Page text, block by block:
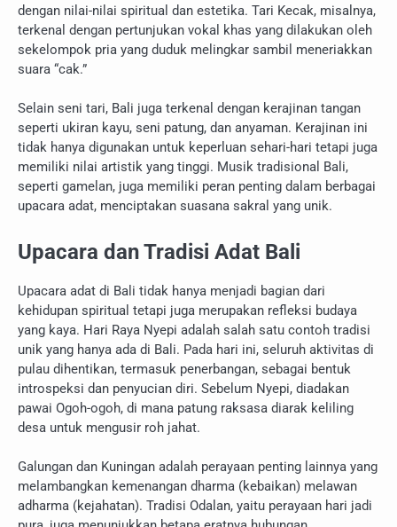
dengan nilai-nilai spiritual dan estetika. Tari Kecak, misalnya,
terkenal dengan pertunjukan vokal khas yang dilakukan oleh
sekelompok pria yang duduk melingkar sambil meneriakkan
suara “cak.”
Selain seni tari, Bali juga terkenal dengan kerajinan tangan
seperti ukiran kayu, seni patung, dan anyaman. Kerajinan ini
tidak hanya digunakan untuk keperluan sehari-hari tetapi juga
memiliki nilai artistik yang tinggi. Musik tradisional Bali,
seperti gamelan, juga memiliki peran penting dalam berbagai
upacara adat, menciptakan suasana sakral yang unik.
Upacara dan Tradisi Adat Bali
Upacara adat di Bali tidak hanya menjadi bagian dari
kehidupan spiritual tetapi juga merupakan refleksi budaya
yang kaya. Hari Raya Nyepi adalah salah satu contoh tradisi
unik yang hanya ada di Bali. Pada hari ini, seluruh aktivitas di
pulau dihentikan, termasuk penerbangan, sebagai bentuk
introspeksi dan penyucian diri. Sebelum Nyepi, diadakan
pawai Ogoh-ogoh, di mana patung raksasa diarak keliling
desa untuk mengusir roh jahat.
Galungan dan Kuningan adalah perayaan penting lainnya yang
melambangkan kemenangan dharma (kebaikan) melawan
adharma (kejahatan). Tradisi Odalan, yaitu perayaan hari jadi